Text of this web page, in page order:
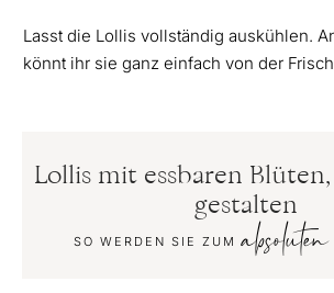
Lasst die Lollis vollständig auskühlen.
könnt ihr sie ganz einfach von der
Lollis mit essbaren
gestalten
SO WERDEN SIE ZUMabsoluten